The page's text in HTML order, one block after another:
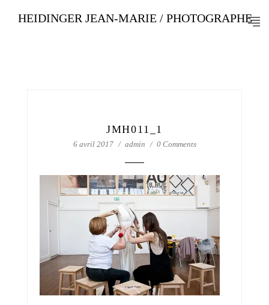
HEIDINGER JEAN-MARIE / PHOTOGRAPHE
JMH011_1
6 avril 2017 admin 0 Comments